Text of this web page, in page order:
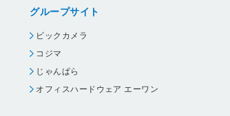
グループサイト
ビックカメラ
コジマ
じゃんぱら
オフィスハードウェア エーワン